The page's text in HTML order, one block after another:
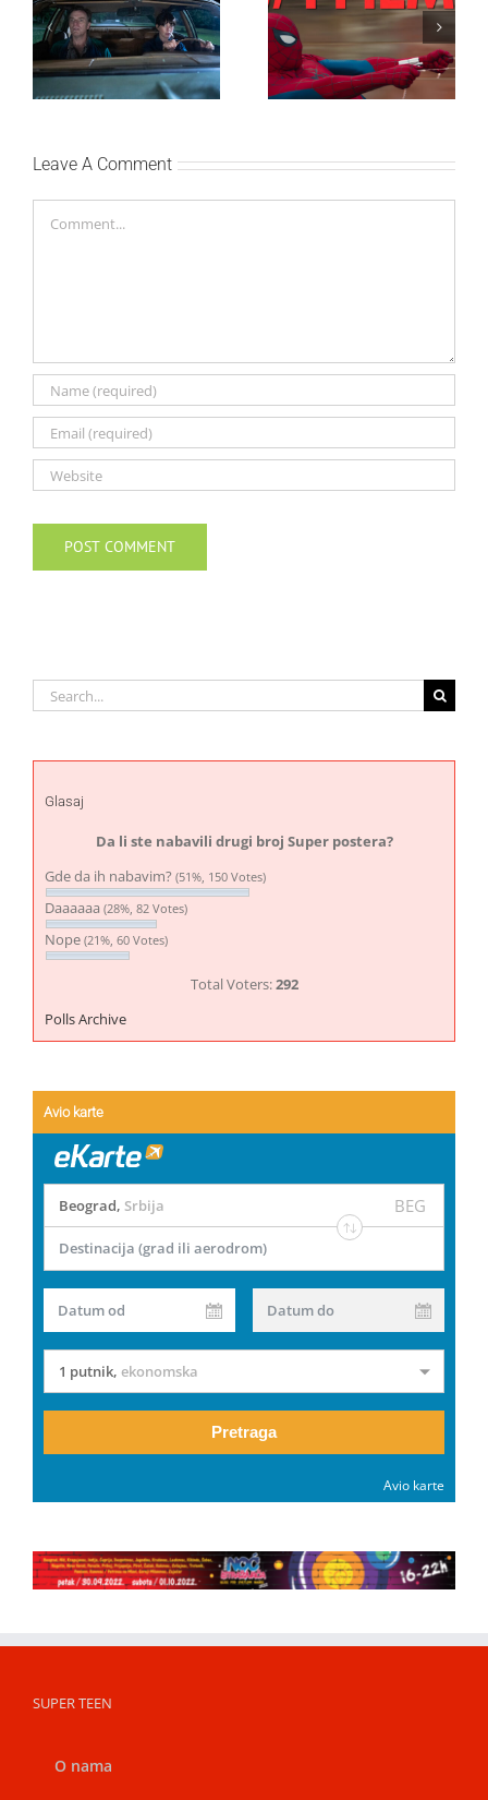
SF NIGHT: POSLEDNJI
DANI ULICE
HRASTOVA u Concept
Cinema i CineStar
bioskopima 12. avgusta
Najuspešnije otvaranje
studijskog filma u Srbiji:
Spajdermen: Novi dan
oborio rekord već prvog
vikenda
Leave A Comment
Search
for:
Glasaj
Da li ste nabavili drugi broj Super postera?
Gde da ih nabavim? (51%, 150 Votes)
Daaaaaa (28%, 82 Votes)
Nope (21%, 60 Votes)
Total Voters:292
Polls Archive
Avio karte
Beograd, Srbija BEG
Destinacija (grad ili aerodrom)
Datum od Datum do
1 putnik, ekonomska
Pretraga
Avio karte
SUPER TEEN
O nama